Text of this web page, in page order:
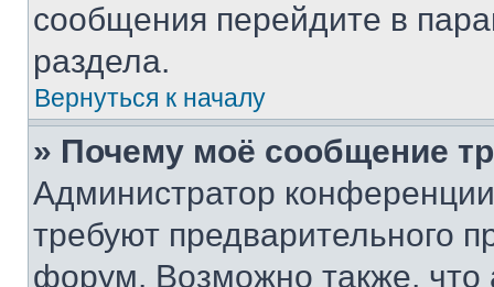
сообщения перейдите в
раздела.
Вернуться к началу
» Почему моё сообщение
Администратор
требуют предварительного
форум. Возможно также, что